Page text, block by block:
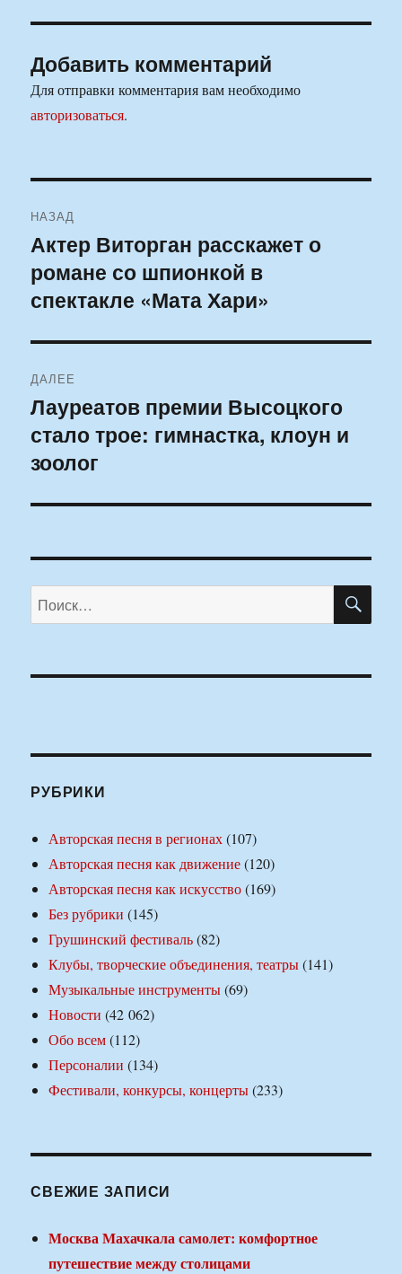
Добавить комментарий
Для отправки комментария вам необходимо
авторизоваться.
по
записям
НАЗАД
Предыдущая
запись:
Актер Виторган расскажет о
романе со шпионкой в
спектакле «Мата Хари»
ДАЛЕЕ
Следующая
запись:
Лауреатов премии Высоцкого
стало трое: гимнастка, клоун и
зоолог
Искать:
РУБРИКИ
Авторская песня в регионах(107)
Авторская песня как движение(120)
Авторская песня как искусство(169)
Без рубрики (145)
Грушинский фестиваль(82)
Клубы, творческие объединения, театры(141)
Музыкальные инструменты(69)
Новости (42 062)
Обо всем(112)
Персоналии (134)
Фестивали, конкурсы, концерты(233)
СВЕЖИЕ ЗАПИСИ
Москва Махачкала самолет: комфортное
путешествие между столицами